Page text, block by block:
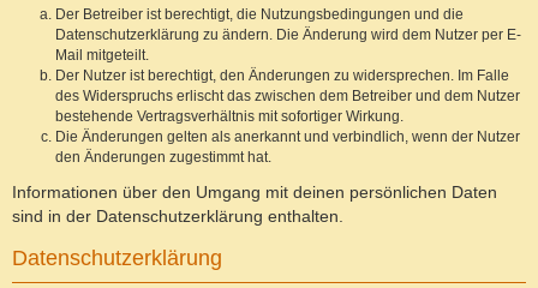
Der Betreiber ist berechtigt, die Nutzungsbedingungen und die
Datenschutzerklärung zu ändern. Die Änderung wird dem Nutzer per E-
Mail mitgeteilt.
Der Nutzer ist berechtigt, den Änderungen zu widersprechen. Im Falle
des Widerspruchs erlischt das zwischen dem Betreiber und dem Nutzer
bestehende Vertragsverhältnis mit sofortiger Wirkung.
Die Änderungen gelten als anerkannt und verbindlich, wenn der Nutzer
den Änderungen zugestimmt hat.
Informationen über den Umgang mit deinen persönlichen Daten
sind in der Datenschutzerklärung enthalten.
Datenschutzerklärung